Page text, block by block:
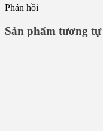
Phản hồi
Sản phẩm tương tự